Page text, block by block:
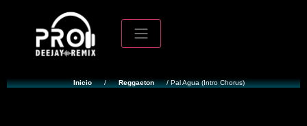
Inicio / Reggaeton / Pal Agua (Intro Chorus)